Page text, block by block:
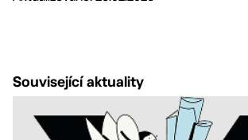
Související aktuality